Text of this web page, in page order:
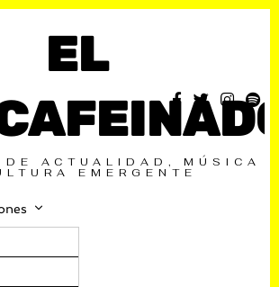
EL
DE ACTUALIDAD, MÚSICA
EMERGENTE